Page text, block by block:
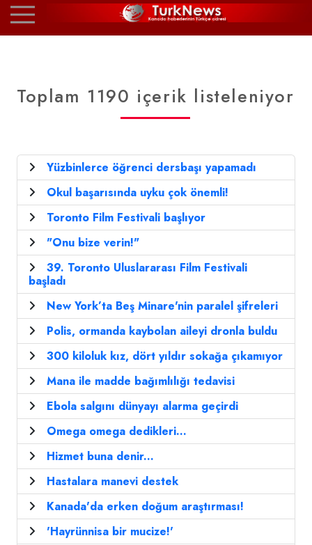
Toplam 1190 içerik listeleniyor
Yüzbinlerce öğrenci dersbaşı yapamadı
Okul başarısında uyku çok önemli!
Toronto Film Festivali başlıyor
"Onu bize verin!"
39. Toronto Uluslararası Film Festivali
başladı
New York’ta Beş Minare'nin paralel şifreleri
Polis, ormanda kaybolan aileyi dronla buldu
300 kiloluk kız, dört yıldır sokağa çıkamıyor
Mana ile madde bağımlılığı tedavisi
Ebola salgını dünyayı alarma geçirdi
Omega omega dedikleri...
Hizmet buna denir...
Hastalara manevi destek
Kanada'da erken doğum araştırması!
'Hayrünnisa bir mucize!'